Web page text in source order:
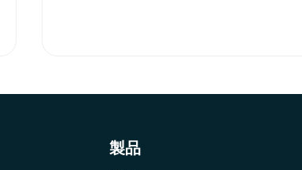
製品